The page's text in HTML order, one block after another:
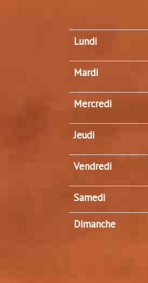
Lundi
Mardi
Mercredi
Jeudi
Vendredi
Samedi
Dimanche